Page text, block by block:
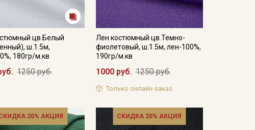
цв.Белый
ш.1.5м,
180гр/м.кв
1250 руб.
Лен костюмный цв.Темно-
фиолетовый, ш.1.5м, лен-100%,
190гр/м.кв
1000 руб. 1250 руб.
Только онлайн-заказ
20% АКЦИЯ СКИДКА 20% АКЦИЯ